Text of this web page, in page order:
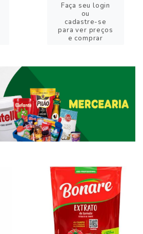
Faça seu login
ou
cadastre-se
para ver preços
e comprar